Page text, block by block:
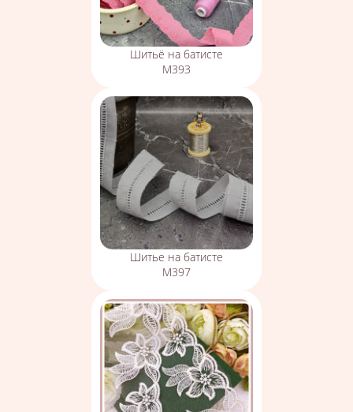
Шитьё на батисте
М393
Шитье на батисте
М397